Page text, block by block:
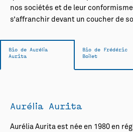
nos sociétés et de leur
s’affranchir devant un coucher de
Bio de Aurélia
Aurita
Bio de Frédéric
Boilet
Aurélia Aurita
Aurélia Aurita est née en 1980 en